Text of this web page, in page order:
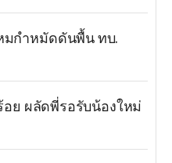
มกำหมัดดันพื้น ทบ.
ย ผลัดพี่รอรับน้องใหม่